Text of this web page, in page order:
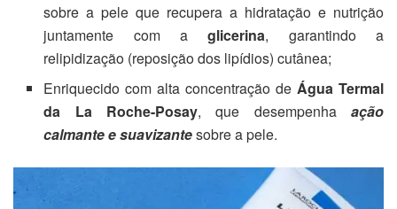
sobre a pele que recupera a hidratação e nutrição
juntamente com aglicerina, garantindo a
relipidização (reposição dos lipídios) cutânea;
Enriquecido com alta concentração de Água Termal
da La Roche-Posay, que desempenha ação
calmante e suavizantesobre a pele.